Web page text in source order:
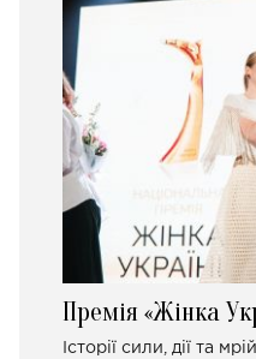
Премія «Жінка
Історії сили, дії та